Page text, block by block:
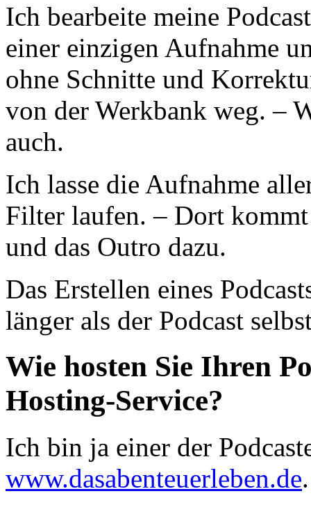
Ich bearbeite meine
einer einzigen Aufnahme
ohne Schnitte und
von der Werkbank weg. –
auch.
Ich lasse die Aufnahme
Filter laufen. – Dort
und das Outro dazu.
Das Erstellen eines
länger als der Podcast
Wie hosten Sie Ihren
Hosting-Service?
Ich bin ja einer der
www.dasabenteuerleben.de.